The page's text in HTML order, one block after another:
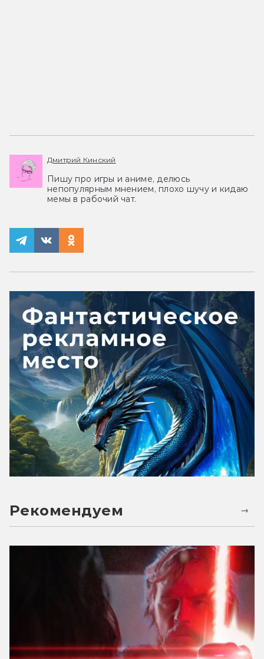
Дмитрий Кинский
Пишу про игры и аниме, делюсь
непопулярным мнением, плохо шучу и кидаю
мемы в рабочий чат.
Рекомендуем